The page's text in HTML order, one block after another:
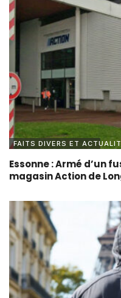
FAITS DIVERS ET
Essonne : Armé d’un
magasin Action de